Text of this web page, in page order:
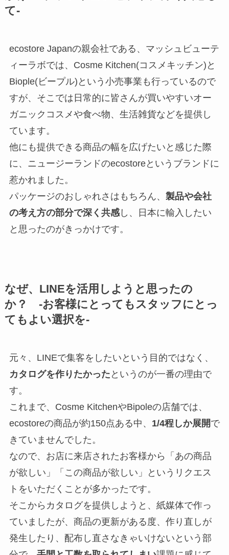
て-
ecostore Japanの親会社である、マッシュビューテ
ィーラボでは、Cosme Kitchen(コスメキッチン)と
Biople(ビープル)という小売事業も行っているので
すが、そこでは日常的に皆さんが買いやすいオー
ガニックコスメや食べ物、生活雑貨などを提供し
ています。
他にも提供できる商品の幅を広げたいと感じた際
に、ニュージーランドのecostoreというブランドに
惹かれました。
パッケージのおしゃれさはもちろん、 製品や会社
の考え方の部分で深く共感し、日本に輸入したい
と思ったのがきっかけです。
なぜ、LINEを活用しようと思ったの
か？ -お客様にとってもスタッフにとっ
てもよい選択を-
元々、LINEで集客をしたいという目的ではなく、
カタログを作りたかった というのが一番の理由で
す。
これまで、Cosme KitchenやBipoleの店舗では、
ecostoreの商品が約150点ある中、 1/4程しか展開で
きていませんでした。
なので、お店に来店されたお客様から「あの商品
が欲しい」「この商品が欲しい」というリクエス
トをいただくことが多かったです。
そこからカタログを提供しようと、紙媒体で作っ
ていましたが、商品の更新がある度、作り直しが
発生したり、配布し直さなきゃいけないという部